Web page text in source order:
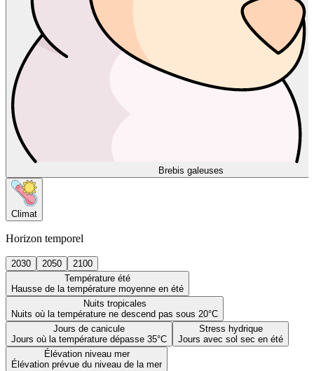
Brebis galeuses
Climat
Horizon temporel
2030 2050
2100
Température été
Hausse de la température moyenne en été
Nuits tropicales
Nuits où la température ne descend pas sous 20°C
Jours de canicule
Jours où la température dépasse 35°C
Stress hydrique
Jours avec sol sec en été
Élévation niveau mer
Élévation prévue du niveau de la mer